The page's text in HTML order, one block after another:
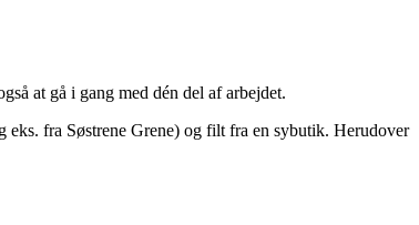
at gå i gang med dén del af arbejdet.
fra Søstrene Grene) og filt fra en sybutik. Herudover